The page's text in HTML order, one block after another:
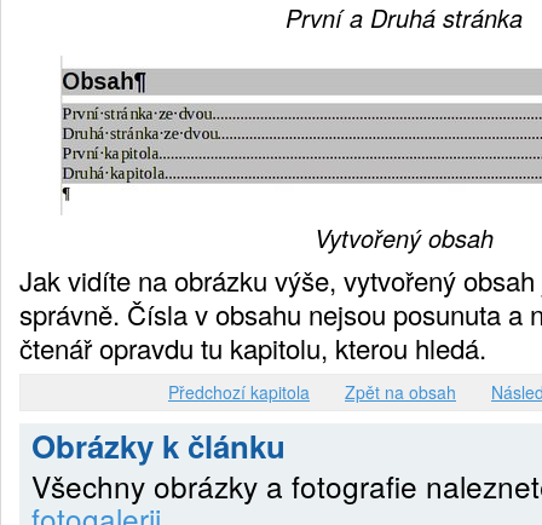
První a Druhá stránka
Vytvořený obsah
Jak vidíte na obrázku výše, vytvořený
správně. Čísla v obsahu nejsou posunuta a
čtenář opravdu tu kapitolu, kterou hledá.
Předchozí kapitola Zpět na obsah
Obrázky k článku
Všechny obrázky a fotografie